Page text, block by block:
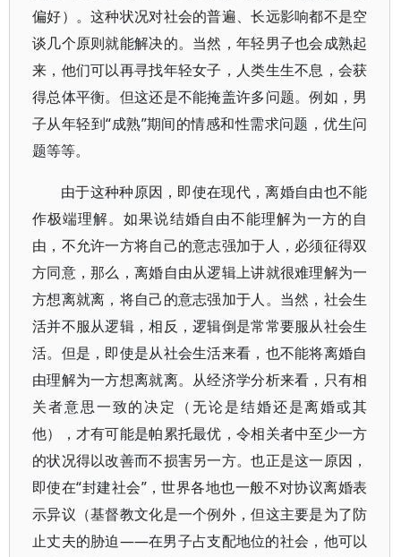
偏好）。这种状况对社会的普遍、长远影响都不是空
谈几个原则就能解决的。当然，年轻男子也会成熟起
来，他们可以再寻找年轻女子，人类生生不息，会获
得总体平衡。但这还是不能掩盖许多问题。例如，男
子从年轻到“成熟”期间的情感和性需求问题，优生问
题等等。
由于这种种原因，即使在现代，离婚自由也不能
作极端理解。如果说结婚自由不能理解为一方的自
由，不允许一方将自己的意志强加于人，必须征得双
方同意，那么，离婚自由从逻辑上讲就很难理解为一
方想离就离，将自己的意志强加于人。当然，社会生
活并不服从逻辑，相反，逻辑倒是常常要服从社会生
活。但是，即使是从社会生活来看，也不能将离婚自
由理解为一方想离就离。从经济学分析来看，只有相
关者意思一致的决定（无论是结婚还是离婚或其
他），才有可能是帕累托最优，令相关者中至少一方
的状况得以改善而不损害另一方。也正是这一原因，
即使在“封建社会”，世界各地也一般不对协议离婚表
示异议（基督教文化是一个例外，但这主要是为了防
止丈夫的胁迫——在男子占支配地位的社会，他可以